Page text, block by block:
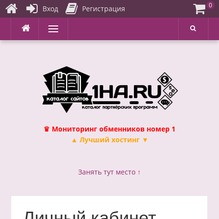
Перейти
содержимому
Меню
♛ Мониторинг обменников номер 1
▲ Лучший хостинг ▼
Занять тут место ↑
Вход Регистрация 0